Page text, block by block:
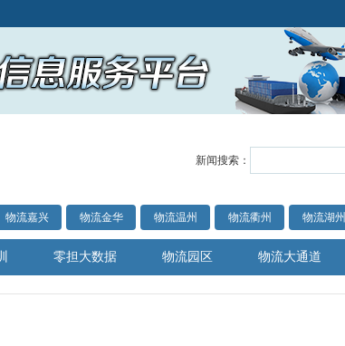
新闻搜索：
物流嘉兴 物流金华 物流温州 物流衢州 物流湖州
零担大数据 物流园区 物流大通道